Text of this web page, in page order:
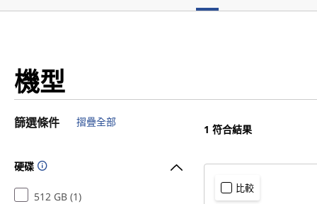
機型
篩選條件 摺疊全部
硬碟
512 GB (1)
1 符合結果
比較